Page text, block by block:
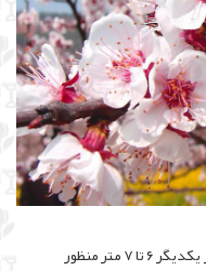
در باغ زردآلو، فاصله بین این درختان از یکدیگر ۶ تا ۷ متر منظور